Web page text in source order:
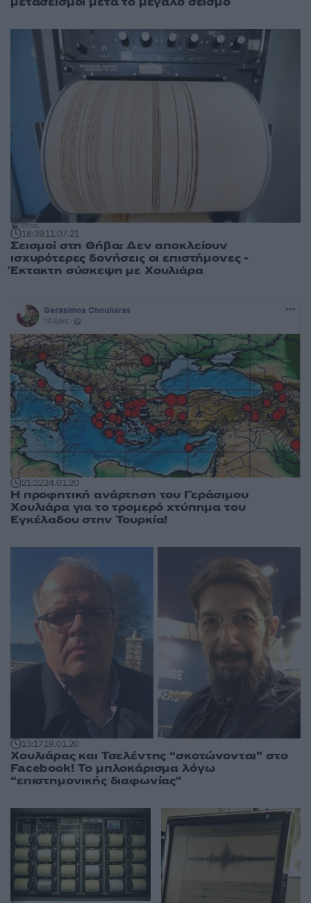
18:3911.07.21
Σεισμοί στη Θήβα: Δεν αποκλείουν
ισχυρότερες δονήσεις οι επιστήμονες -
Έκτακτη σύσκεψη με Χουλιάρα
21:2224.01.20
Η προφητική ανάρτηση του Γεράσιμου
Χουλιάρα για το τρομερό χτύπημα του
Εγκέλαδου στην Τουρκία!
13:1719.01.20
Χουλιάρας και Τσελέντης “σκοτώνονται” στο
Facebook! Το μπλοκάρισμα λόγω
“επιστημονικής διαφωνίας”